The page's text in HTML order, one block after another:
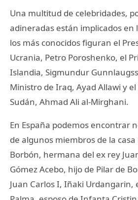
Una multitud de celebridades,
adineradas están implicados
los más conocidos figuran el
Ucrania, Petro Poroshenko, el
Islandia, Sigmundur
Ministro de Iraq, Ayad Allawi y
Sudán, Ahmad Ali al-Mirghani.
En España podemos encontrar
de algunos miembros de la
Borbón, hermana del ex rey
Gómez Acebo, hijo de Pilar de
Juan Carlos I, Iñaki Urdangarin,